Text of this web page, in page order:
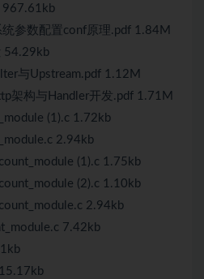
967.61kb
参数配置conf原理.pdf 1.84M
54.29kb
与Upstream.pdf 1.12M
架构与Handler开发.pdf 1.71M
(1).c 1.72kb
2.94kb
(1).c 1.75kb
(2).c 1.10kb
2.94kb
7.42kb